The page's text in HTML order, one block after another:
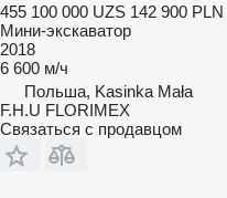
455 100 000 UZS 142 900 PLN
Мини-экскаватор
2018
6 600 м/ч
Польша, Kasinka Mała
F.H.U FLORIMEX
Связаться с продавцом